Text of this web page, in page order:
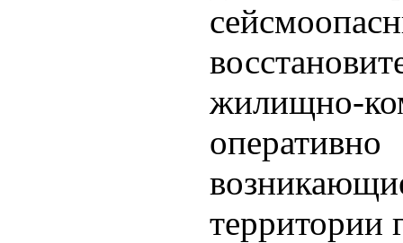
жилищно-
территории